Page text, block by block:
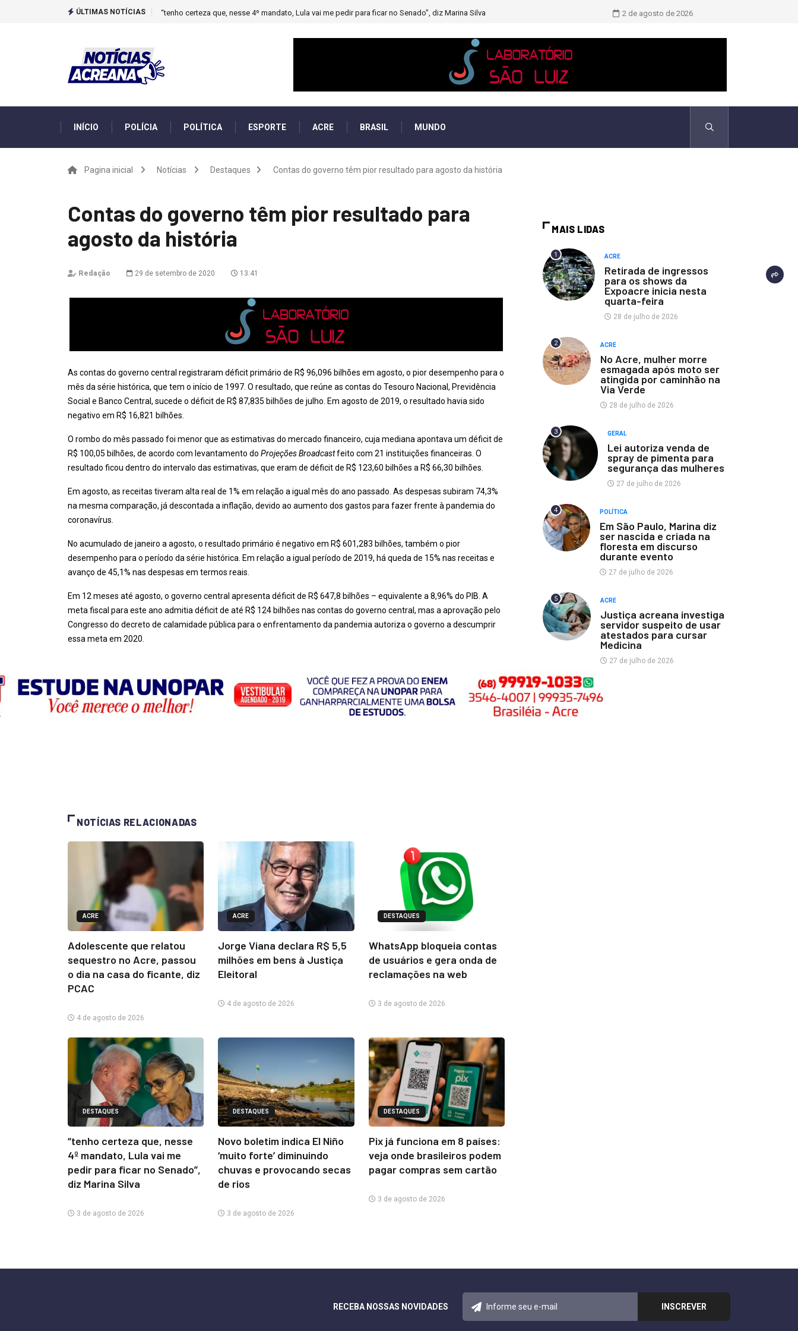
ÚLTIMAS NOTÍCIAS “tenho certeza que, nesse 4º mandato, Lula vai me pedir para ficar no Senado”, diz Marina Silva Novo boletim indica El Niño ‘muito
2 de agosto de 2026
INÍCIO POLÍCIA POLÍTICA ESPORTE ACRE BRASIL MUNDO
Pagina inicial Notícias Destaques Contas do governo têm pior resultado para agosto da história
Contas do governo têm pior resultado para
agosto da história
Redação 29 de setembro de 2020 13:41
As contas do governo central registraram déficit primário de R$ 96,096 bilhões em agosto, o pior desempenho para o
mês da série histórica, que tem o início de 1997. O resultado, que reúne as contas do Tesouro Nacional, Previdência
Social e Banco Central, sucede o déficit de R$ 87,835 bilhões de julho. Em agosto de 2019, o resultado havia sido
negativo em R$ 16,821 bilhões.
O rombo do mês passado foi menor que as estimativas do mercado financeiro, cuja mediana apontava um déficit de
R$ 100,05 bilhões, de acordo com levantamento do Projeções Broadcastfeito com 21 instituições financeiras. O
resultado ficou dentro do intervalo das estimativas, que eram de déficit de R$ 123,60 bilhões a R$ 66,30 bilhões.
Em agosto, as receitas tiveram alta real de 1% em relação a igual mês do ano passado. As despesas subiram 74,3%
na mesma comparação, já descontada a inflação, devido ao aumento dos gastos para fazer frente à pandemia do
coronavírus.
No acumulado de janeiro a agosto, o resultado primário é negativo em R$ 601,283 bilhões, também o pior
desempenho para o período da série histórica. Em relação a igual período de 2019, há queda de 15% nas receitas e
avanço de 45,1% nas despesas em termos reais.
Em 12 meses até agosto, o governo central apresenta déficit de R$ 647,8 bilhões – equivalente a 8,96% do PIB. A
meta fiscal para este ano admitia déficit de até R$ 124 bilhões nas contas do governo central, mas a aprovação pelo
Congresso do decreto de calamidade pública para o enfrentamento da pandemia autoriza o governo a descumprir
essa meta em 2020.
NOTÍCIAS RELACIONADAS
ACRE
Adolescente que relatou
sequestro no Acre, passou
o dia na casa do ficante, diz
PCAC
4 de agosto de 2026
ACRE
Jorge Viana declara R$ 5,5
milhões em bens à Justiça
Eleitoral
4 de agosto de 2026
DESTAQUES
WhatsApp bloqueia contas
de usuários e gera onda de
reclamações na web
3 de agosto de 2026
DESTAQUES
“tenho certeza que, nesse
4º mandato, Lula vai me
pedir para ficar no Senado”,
diz Marina Silva
3 de agosto de 2026
DESTAQUES
Novo boletim indica El Niño
‘muito forte’ diminuindo
chuvas e provocando secas
de rios
3 de agosto de 2026
DESTAQUES
Pix já funciona em 8 países:
veja onde brasileiros podem
pagar compras sem cartão
3 de agosto de 2026
MAIS LIDAS
1 ACRE
Retirada de ingressos
para os shows da
Expoacre inicia nesta
quarta-feira
28 de julho de 2026
2 ACRE
No Acre, mulher morre
esmagada após moto ser
atingida por caminhão na
Via Verde
28 de julho de 2026
3 GERAL
Lei autoriza venda de
spray de pimenta para
segurança das mulheres
27 de julho de 2026
4 POLÍTICA
Em São Paulo, Marina diz
ser nascida e criada na
floresta em discurso
durante evento
27 de julho de 2026
5 ACRE
Justiça acreana investiga
servidor suspeito de usar
atestados para cursar
Medicina
27 de julho de 2026
RECEBA NOSSAS NOVIDADES